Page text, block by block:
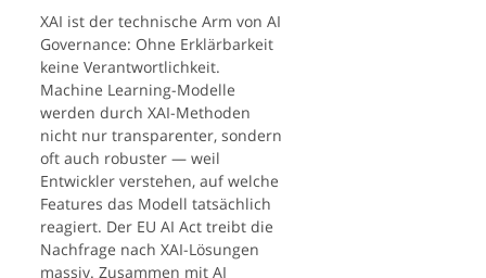
XAI ist der technische Arm von AI
Governance: Ohne Erklärbarkeit
keine Verantwortlichkeit.
Machine Learning-Modelle
werden durch XAI-Methoden
nicht nur transparenter, sondern
oft auch robuster — weil
Entwickler verstehen, auf welche
Features das Modell tatsächlich
reagiert. Der EU AI Act treibt die
Nachfrage nach XAI-Lösungen
massiv. Zusammen mit AI